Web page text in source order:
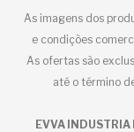
As imagens dos
e condições
As ofertas são
até o término
EVVA INDUSTRIA